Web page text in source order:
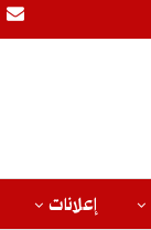
إعلانات